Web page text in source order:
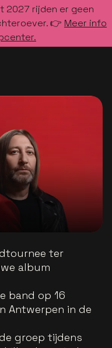
2027 rijden er geen
👉 Meer info
ter
album
band op 16
Antwerpen in de
groep tijdens